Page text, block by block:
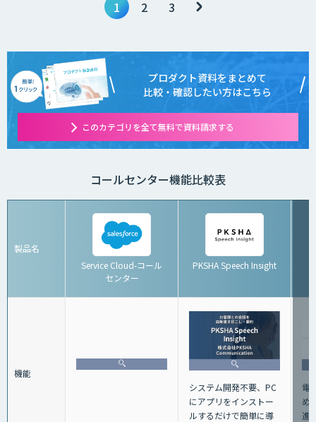
1 2 3
プロダクト資料をまとめて
比較・確認したい方はこちら
このカテゴリを全て無料で資料請求する
コールセンター機能比較表
製品名
Service Cloud-コール
センター
PKSHA Speech Insight
機能
システム開発不要、PC
にアプリをインストー
ルするだけで簡単に導
電
め
進